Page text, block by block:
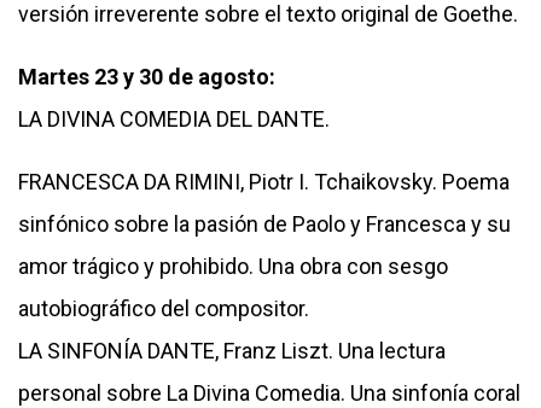
versión irreverente sobre el texto original de Goethe.
Martes 23 y 30 de agosto:
LA DIVINA COMEDIA DEL DANTE.
FRANCESCA DA RIMINI, Piotr I. Tchaikovsky. Poema
sinfónico sobre la pasión de Paolo y Francesca y su
amor trágico y prohibido. Una obra con sesgo
autobiográfico del compositor.
LA SINFONÍA DANTE, Franz Liszt. Una lectura
personal sobre La Divina Comedia. Una sinfonía coral